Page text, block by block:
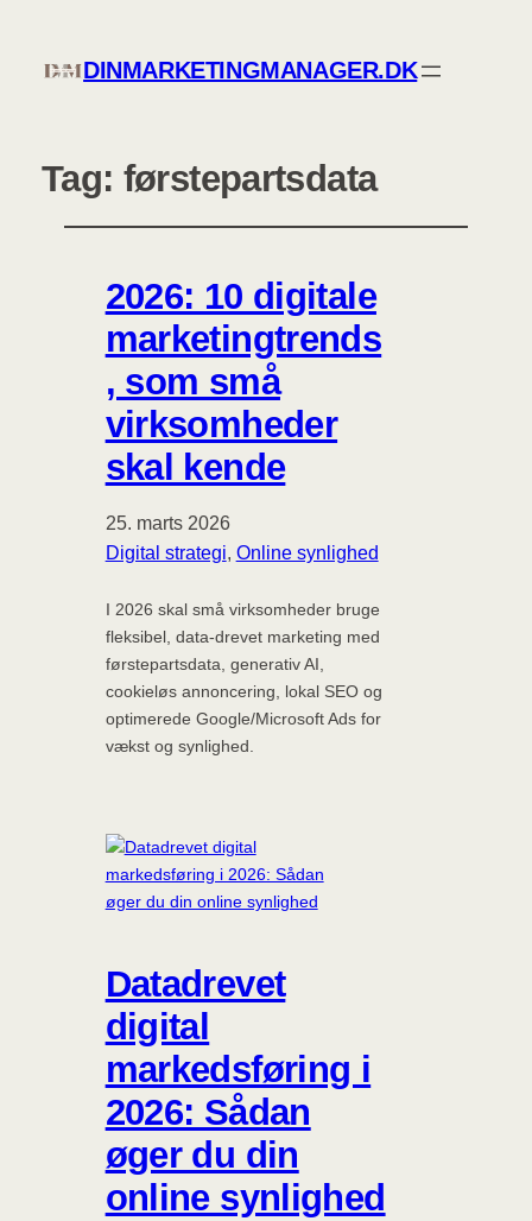
DINMARKETINGMANAGER.DK
Tag: førstepartsdata
2026: 10 digitale
marketingtrends
, som små
virksomheder
skal kende
25. marts 2026
Digital strategi, Online synlighed
I 2026 skal små virksomheder bruge
fleksibel, data-drevet marketing med
førstepartsdata, generativ AI,
cookieløs annoncering, lokal SEO og
optimerede Google/Microsoft Ads for
vækst og synlighed.
Datadrevet
digital
markedsføring i
2026: Sådan
øger du din
online synlighed